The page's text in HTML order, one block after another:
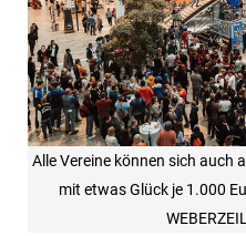
Alle Vereine können sich auch
mit etwas Glück je 1.000